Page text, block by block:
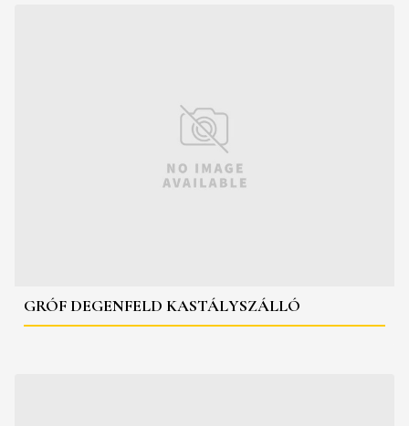
GRÓF DEGENFELD KASTÁLYSZÁLLÓ